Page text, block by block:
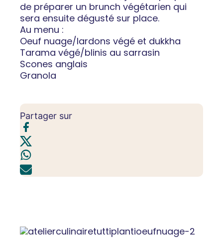
de préparer un brunch végétarien qui
sera ensuite dégusté sur place.
Au menu :
Oeuf nuage/lardons végé et dukkha
Tarama végé/blinis au sarrasin
Scones anglais
Granola
Partager sur